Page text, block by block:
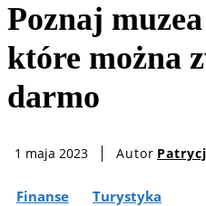
Poznaj
które można
darmo
1 maja 2023 Autor
Finanse Turystyka